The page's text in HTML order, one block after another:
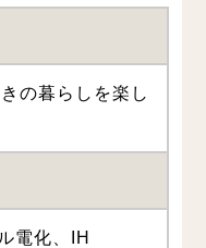
の暮らしを楽し
電化、IH